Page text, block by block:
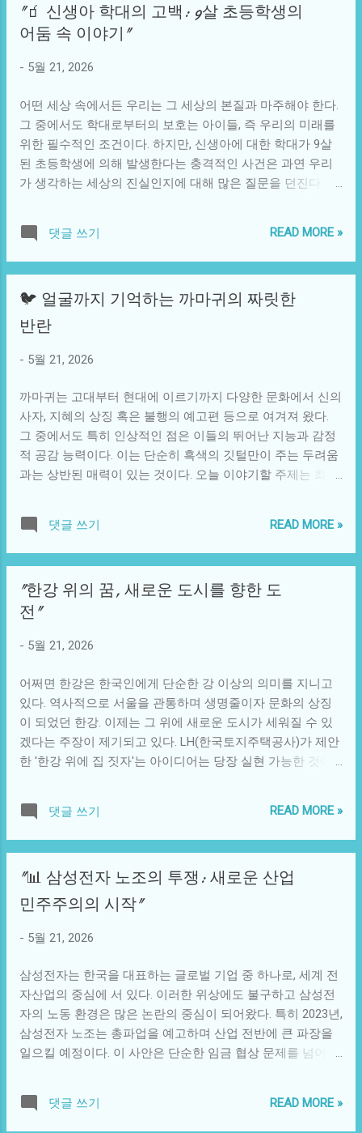
에너지 소비에 영향을 끼칠 수 있을까? 예를 들어, 한 도시에
서 바람의 속도와 방향을 감지하여, 특정 시간대의 바람 패턴
을 기반으로 에너지를 저장하는 시스템을 구축한다면, 정전
향을 통해 온실가스를 줄이고, 지속 가능한 도시에서의 삶을
가능하게 할 수 있을 것이다. 유사한 사례...
와 깊은 연관을 가지고 있기 때문에 환율 변동은 그동안 쌓아
온 경제적 근본에 큰 영향을 미친다. 예를 들어, 환율 상승은
용할 수 있다. 결국 기업의 경쟁력은 물론, 일반 소비자에게까
자자들이 한국 시장에서 대거 매도하고 있다는 사실은 이미
널리 알려져 있다. 이러한 현상은 한국 경제에 대한 신뢰가 흔
들리면서 발생하고 있는 것으로 이해될 수 있다. 잦은 국제적
긴장과 예상치 못한 정치적 사건들이 기업의 투자 결정을 좌
우하게 되고, 이는 다시 환율에도 영향을 주게 된다. 예를 들
소는 피해를 보지 않는 기업이 없다. 이러한 논리는 불확실성
이 높은 주식 시장과도 연결되며, 모든 투자자는 안정적인 환
경을 선호하게 됨으로써 한국 시장에서의 외국인 자본 이탈
시 부정적인 것만은 아니다. 한국은 수출 주도형 경제 구조를
갖추고 있기 때문에, 원화가 약세를 보이면 수출 기업의 경쟁
리고 있는 현실은 한국 경제의 구조적 문제를 드러내는 사례
에 ...
"🧃 신생아 학대의 고백: 9살 초등학생의
어둠 속 이야기"
- 5월 21, 2026
어떤 세상 속에서든 우리는 그 세상의 본질과 마주해야 한다.
그 중에서도 학대로부터의 보호는 아이들, 즉 우리의 미래를
위한 필수적인 조건이다. 하지만, 신생아에 대한 학대가 9살
된 초등학생에 의해 발생한다는 충격적인 사건은 과연 우리
가 생각하는 세상의 진실인지에 대해 많은 질문을 던진다. 이
대에 들어서면서 다양한 사회적 문제들이 대두되었다. 어린
이 학대, 학교 폭력, 아동의 정신적 질병 등의 수많은 사건들
그 중에서 신생아가 학대당하는 상황이 발생한다는 것은 더
욱 충격적이다. 어린 아이가 또 다른 어린 아이에게 폭력을 행
사하는 것은 단순한 개인의 문제가 아니다. 그 문제는 사회 전
반의 구조와 문화, 그리고 교육적 환경에서부터 비롯된다. 아
을 돌아봐야 한다. 9살이라는 나이는 이미 세상을 인식하고
자신의 정체성을 형성하는 중요한 시점이다. 이 나이에 극도
의 스트레스나 부정적인 환경에 노출되면 그 아이는 반사회
적 행동을 보일 수 있다. 하지만 이 사건을 더욱 놀랍게 만드
는 점은, 이 어린 아이가 신생아를 학대하게 된 원인과 과정이
문제이다. 단순히 어린 아이의 문제로 한정짓기에는 그 배경
이 너무나 복잡하고 깊다. 아동 학대와 범죄가 끊이지 않는 현
지를 고민해야 한다. 세대 간의 단절, 가정의 위기, 부모의 스
트레스가 젊은 세대에게 어떠한 영향을 미치는지에 대한 질
이들에게 영향을 끼친다. 아이들은 부모의 행동을 보고 자라
에서 이미 9세 ...
댓글 쓰기 READ MORE »
🐦 얼굴까지 기억하는 까마귀의 짜릿한
반란
- 5월 21, 2026
까마귀는 고대부터 현대에 이르기까지 다양한 문화에서 신의
사자, 지혜의 상징 혹은 불행의 예고편 등으로 여겨져 왔다.
그 중에서도 특히 인상적인 점은 이들의 뛰어난 지능과 감정
적 공감 능력이다. 이는 단순히 흑색의 깃털만이 주는 두려움
과는 상반된 매력이 있는 것이다. 오늘 이야기할 주제는 최근
억하고 이를 활용하는 방법에 대한 것이다. 누구나 아는 사실
처럼 까마귀는 극도로 지능적인 새로 알려져 있다. 연구자들
은 까마귀가 인간의 얼굴을 식별하고 기억하는 능력을 가지
호하기 위한 본능적인 행동의 일환으로 해석된다. 까마귀는
사람들 중에서 그들에게 위협이 되는 인물을 잘 기억하여 나
보인다. 흥미롭게도, 이들에게는 인간의 외모뿐만 아니라 특
도 함께 드러났다. 이러한 능력은 사회적 연결에서도 중요한
역할을 한다. 까마귀는 대개 큰 무리를 이루어 생활하며 서로
소통한다. 이를 통해 까마귀들은 자신의 사회적 네트워크와
상호작용을 통해 더욱 발전된 지식을 쌓아갈 수 있다. 특정 지
역에서 발생한 인간의 위협이나 위험에 대한 정보를 공유하
대신 인간 세상에서는 이 까마귀들의 행동이 기이하게 느껴
질 수 있지만, 까마귀에게는 모든 것이 생존을 위한 적응과 전
략적 선택인 것이다. 상상을 해보자. 어느 날 도시에 나타난
하기 시작한다. 그 도시의 한 작은 납품 업체 주인이 매일 아
침 염소와 함께 출근하는 모습을 봤던 까마귀들은, 염소를 회
속적으로 같은 경로로 출근하자 까마귀들은 전략적으로 행동
끌어가며, 거리의 식량 ...
댓글 쓰기 READ MORE »
"한강 위의 꿈, 새로운 도시를 향한 도
전"
- 5월 21, 2026
어쩌면 한강은 한국인에게 단순한 강 이상의 의미를 지니고
있다. 역사적으로 서울을 관통하며 생명줄이자 문화의 상징
이 되었던 한강. 이제는 그 위에 새로운 도시가 세워질 수 있
겠다는 주장이 제기되고 있다. LH(한국토지주택공사)가 제안
한 '한강 위에 집 짓자'는 아이디어는 당장 실현 가능한 것이
장소다. 수많은 서울 시민들이 이 강가에서 산책하고, 운동하
며, 여가를 즐긴다. 하지만 한편으로는, 서울의 급격한 인구
서의 삶을 꿈꾸기 어려운 현실이기도 하다. 이 문제를 해결하
기 위한 다양한 방안이 지난 수십 년간 제안되어 왔지만, 어떠
한 방안도 뚜렷한 해답을 제시하지 못했다. 그런 가운데 LH의
제안은 마치 희망의 등불처럼 여겨진다. 한강 위에 집을 짓자
가 가진 문제를 해결할 수 있는 혁신적인 접근법으로 평가받
고 있다. 상상해보자, 물 위에 지어진 edificios(건물)는 태양열
을 이용한 에너지 자립 구조를 갖추고, 수상 버스와 같은 새로
운 대중교통 방식을 도입하여 교통 체증 문제를 해소할 수 있
는 가능성을 지닌다. 이러한 혁신적인 도시 스케일은 최신 기
는 발상은 도시의 삶을 재정의하려는 사람들의 욕구와 맞닿
댓글 쓰기 READ MORE »
"📊 삼성전자 노조의 투쟁: 새로운 산업
민주주의의 시작"
- 5월 21, 2026
삼성전자는 한국을 대표하는 글로벌 기업 중 하나로, 세계 전
자산업의 중심에 서 있다. 이러한 위상에도 불구하고 삼성전
자의 노동 환경은 많은 논란의 중심이 되어왔다. 특히 2023년,
삼성전자 노조는 총파업을 예고하며 산업 전반에 큰 파장을
일으킬 예정이다. 이 사안은 단순한 임금 협상 문제를 넘어,
지고 있다. 삼성전자 노조의 총파업은 기존의 노동 운동과는
다른 경로를 추구하고 있다. 전통적으로 한국의 노동 운동은
댓글 쓰기 READ MORE »